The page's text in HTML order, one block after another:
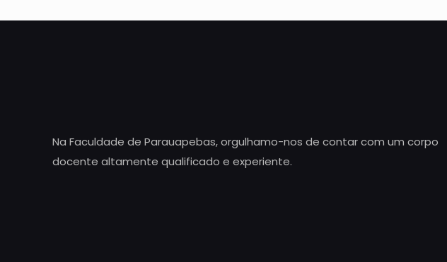
Na Faculdade de Parauapebas, orgulhamo-nos de contar com um corpo
docente altamente qualificado e experiente.